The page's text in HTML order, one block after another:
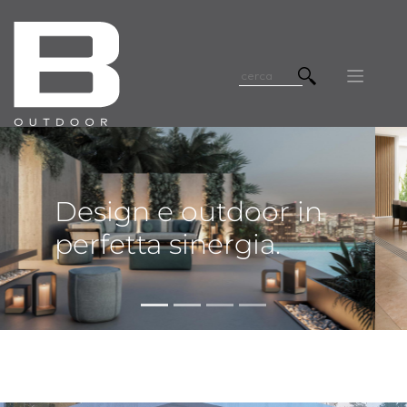
Design e outdoor in
perfetta sinergia.